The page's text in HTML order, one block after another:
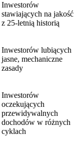
Inwestorów
stawiających na jakość
z 25-letnią historią
Inwestorów lubiących
jasne, mechaniczne
zasady
Inwestorów
oczekujących
przewidywalnych
dochodów w różnych
cyklach